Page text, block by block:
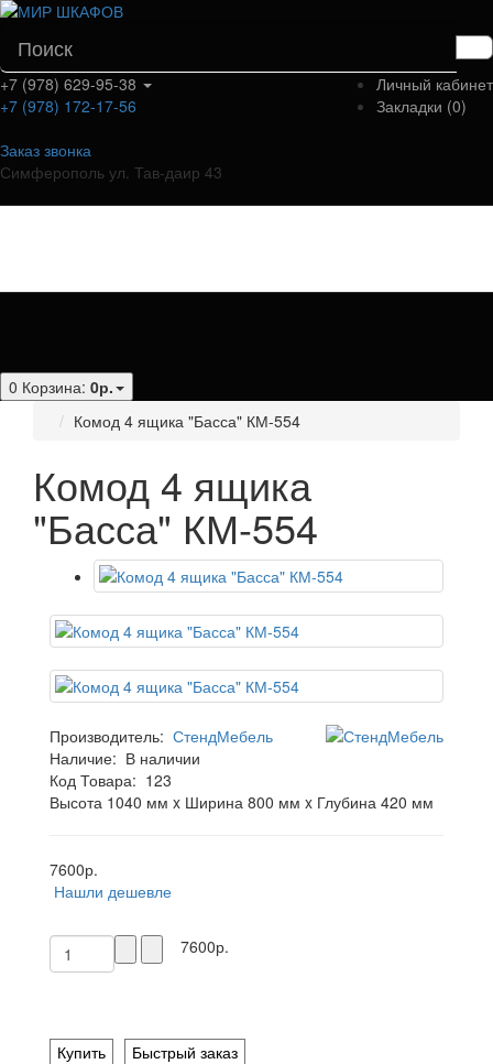
Личный кабинет
Закладки (0)
+7 (978) 629-95-38
+7 (978) 172-17-56
Заказ звонка
Симферополь ул. Тав-даир 43
0 Корзина: 0р.
Комод 4 ящика "Басса" КМ-554
Комод 4 ящика
"Басса" КМ-554
Производитель: СтендМебель
Наличие: В наличии
Код Товара: 123
Высота 1040 мм x Ширина 800 мм x Глубина 420 мм
7600р.
Нашли дешевле
7600р.
Купить
Быстрый заказ